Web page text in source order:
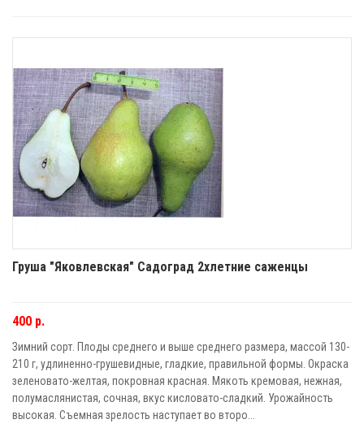
Груша "Яковлевская" Садоград 2хлетние саженцы
400 р.
Зимний сорт. Плоды среднего и выше среднего размера, массой 130-
210 г, удлиненно-грушевидные, гладкие, правильной формы. Окраска
зеленовато-желтая, покровная красная. Мякоть кремовая, нежная,
полумаслянистая, сочная, вкус кисловато-сладкий. Урожайность
высокая. Съемная зрелость наступает во второ...